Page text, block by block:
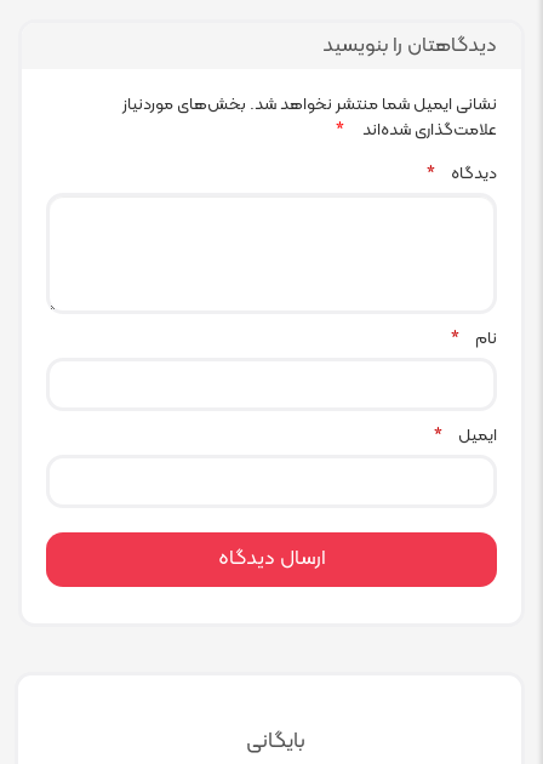
دیدگاهتان را بنویسید
نشانی ایمیل شما منتشر نخواهد شد. بخش‌های موردنیاز
علامت‌گذاری شده‌اند
*
دیدگاه
*
نام *
ایمیل *
بایگانی